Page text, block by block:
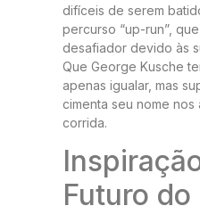
difíceis de serem
percurso “up-run”,
desafiador devido às
Que George Kusche
apenas igualar, mas
cimenta seu nome nos
corrida.
Futuro do